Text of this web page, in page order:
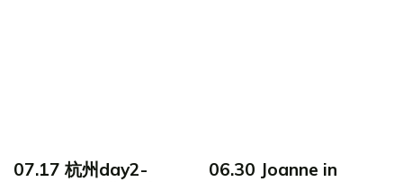
07.17 杭州day2-
06.30 Joanne in